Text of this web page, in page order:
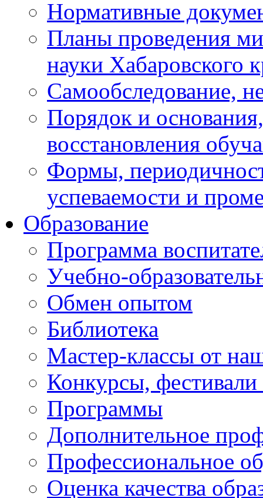
Нормативные
Планы проведения
науки Хабаровского
Самообследование,
Порядок и
восстановления
Формы,
успеваемости и
Образование
Программа
Учебно-
Обмен опытом
Библиотека
Мастер-классы от
Конкурсы,
Программы
Дополнительное
Профессиональное
Оценка качества